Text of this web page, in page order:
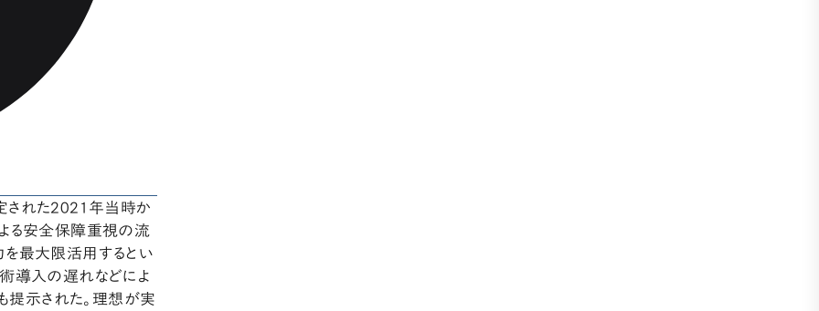
された2021年当時か
る安全保障重視の流
最大限活用するとい
導入の遅れなどによ
提示された。理想が実